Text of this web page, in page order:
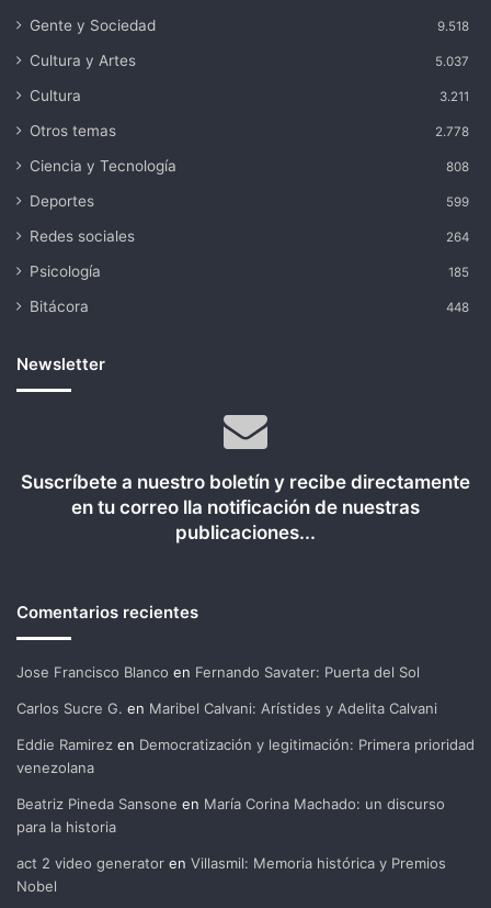
Gente y Sociedad 9.518
Cultura y Artes 5.037
Cultura 3.211
Otros temas 2.778
Ciencia y Tecnología 808
Deportes 599
Redes sociales 264
Psicología 185
Bitácora 448
Newsletter
Suscríbete a nuestro boletín y recibe directamente
en tu correo lla notificación de nuestras
publicaciones...
Comentarios recientes
Jose Francisco Blanco en Fernando Savater: Puerta del Sol
Carlos Sucre G. en Maribel Calvani: Arístides y Adelita Calvani
Eddie Ramirez en Democratización y legitimación: Primera prioridad
venezolana
Beatriz Pineda Sansone en María Corina Machado: un discurso
para la historia
act 2 video generator en Villasmil: Memoria histórica y Premios
Nobel